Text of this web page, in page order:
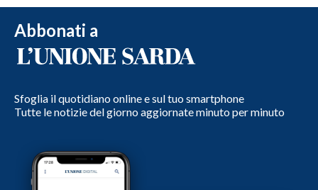
Abbonati a
Sfoglia il quotidiano online e sul tuo smartphone
Tutte le notizie del giorno aggiornate minuto per minuto